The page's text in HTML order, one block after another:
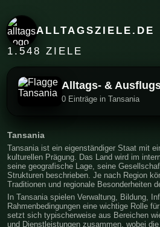
ALLTAGSZIELE.DE
1.548 ZIELE
Alltags- &
0 Einträge in Tansania
Tansania
Tansania ist ein eigenständiger Staat mit
kulturellen Prägung. Das Land wird im
seine geografische Lage, seine
Strukturen beschrieben. Je nach Region
Traditionen und regionale Besonderheiten
In Tansania spielen Verwaltung, Bildung,
Rahmenbedingungen eine wichtige Rolle
setzt sich typischerweise aus Bereichen
und Dienstleistungen zusammen, wobei